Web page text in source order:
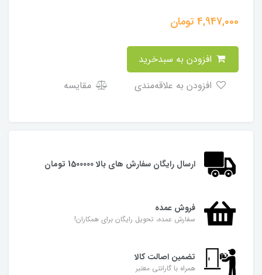
4,947,000تومان
مقایسه
ارسال رایگان سفارش های بالا 1500000 تومان
فروش عمده
سفارش عمده، تحویل رایگان برای همکاران!
تضمین اصالت کالا
همراه با گارانتی معتبر